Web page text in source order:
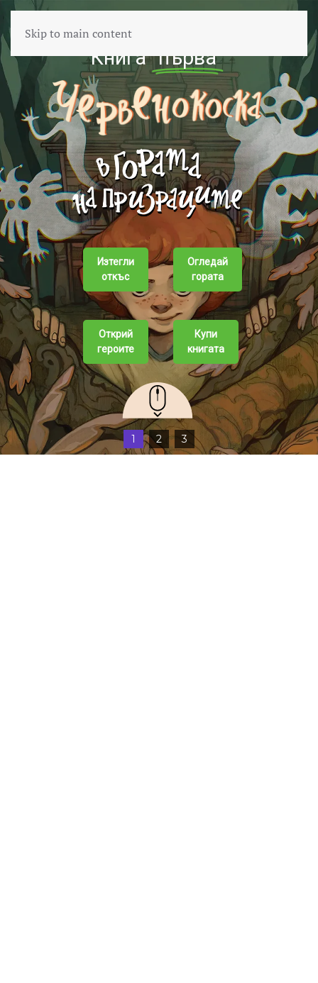
Skip to main content
Книга първа
Изтегли
откъс
Огледай
гората
Открий
героите
Купи
книгата
1 2 3